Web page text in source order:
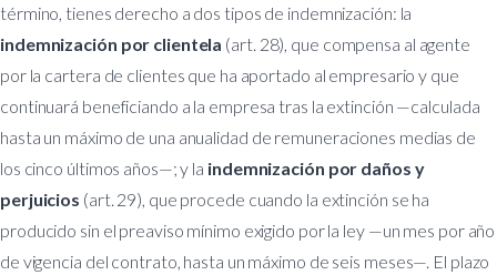
término, tienes derecho a dos tipos de indemnización: la
indemnización por clientela (art. 28), que compensa al agente
por la cartera de clientes que ha aportado al empresario y que
continuará beneficiando a la empresa tras la extinción —calculada
hasta un máximo de una anualidad de remuneraciones medias de
los cinco últimos años—; y la indemnización por daños y
perjuicios (art. 29), que procede cuando la extinción se ha
producido sin el preaviso mínimo exigido por la ley —un mes por año
de vigencia del contrato, hasta un máximo de seis meses—. El plazo